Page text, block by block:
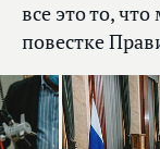
все это то,
повестке